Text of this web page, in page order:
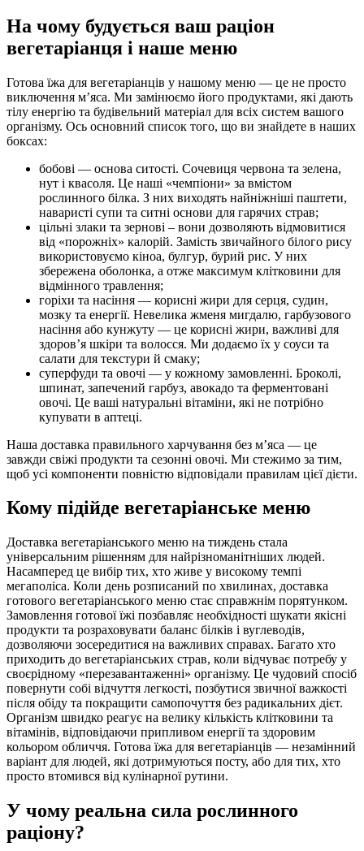
На чому будується ваш раціон
вегетаріанця і наше меню
Готова їжа для вегетаріанців у нашому меню — це не просто
виключення м’яса. Ми замінюємо його продуктами, які дають
тілу енергію та будівельний матеріал для всіх систем вашого
організму. Ось основний список того, що ви знайдете в наших
боксах:
бобові — основа ситості. Сочевиця червона та зелена,
нут і квасоля. Це наші «чемпіони» за вмістом
рослинного білка. З них виходять найніжніші паштети,
наваристі супи та ситні основи для гарячих страв;
цільні злаки та зернові – вони дозволяють відмовитися
від «порожніх» калорій. Замість звичайного білого рису
використовуємо кіноа, булгур, бурий рис. У них
збережена оболонка, а отже максимум клітковини для
відмінного травлення;
горіхи та насіння — корисні жири для серця, судин,
мозку та енергії. Невелика жменя мигдалю, гарбузового
насіння або кунжуту — це корисні жири, важливі для
здоров’я шкіри та волосся. Ми додаємо їх у соуси та
салати для текстури й смаку;
суперфуди та овочі — у кожному замовленні. Броколі,
шпинат, запечений гарбуз, авокадо та ферментовані
овочі. Це ваші натуральні вітаміни, які не потрібно
купувати в аптеці.
Наша доставка правильного харчування без м’яса — це
завжди свіжі продукти та сезонні овочі. Ми стежимо за тим,
щоб усі компоненти повністю відповідали правилам цієї дієти.
Кому підійде вегетаріанське меню
Доставка вегетаріанського меню на тиждень стала
універсальним рішенням для найрізноманітніших людей.
Насамперед це вибір тих, хто живе у високому темпі
мегаполіса. Коли день розписаний по хвилинах, доставка
готового вегетаріанського меню стає справжнім порятунком.
Замовлення готової їжі позбавляє необхідності шукати якісні
продукти та розраховувати баланс білків і вуглеводів,
дозволяючи зосередитися на важливих справах. Багато хто
приходить до вегетаріанських страв, коли відчуває потребу у
своєрідному «перезавантаженні» організму. Це чудовий спосіб
повернути собі відчуття легкості, позбутися звичної важкості
після обіду та покращити самопочуття без радикальних дієт.
Організм швидко реагує на велику кількість клітковини та
вітамінів, відповідаючи припливом енергії та здоровим
кольором обличчя. Готова їжа для вегетаріанців — незамінний
варіант для людей, які дотримуються посту, або для тих, хто
просто втомився від кулінарної рутини.
У чому реальна сила рослинного
раціону?